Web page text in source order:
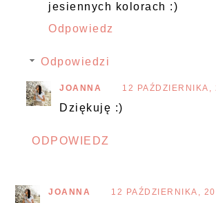
jesiennych kolorach :)
Odpowiedz
Odpowiedzi
JOANNA 12 PAŹDZIERNIKA,
Dziękuję :)
ODPOWIEDZ
JOANNA 12 PAŹDZIERNIKA,